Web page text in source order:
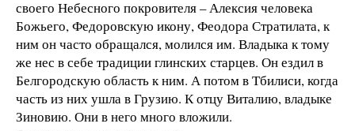
своего Небесного покровителя – Алексия человека
Божьего, Федоровскую икону, Феодора Стратилата, к
ним он часто обращался, молился им. Владыка к тому
же нес в себе традиции глинских старцев. Он ездил в
Белгородскую область к ним. А потом в Тбилиси, когда
часть из них ушла в Грузию. К отцу Виталию, владыке
Зиновию. Они в него много вложили.